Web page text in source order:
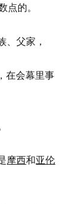
点的。
、父家，
在会幕里事
摩西和亚伦